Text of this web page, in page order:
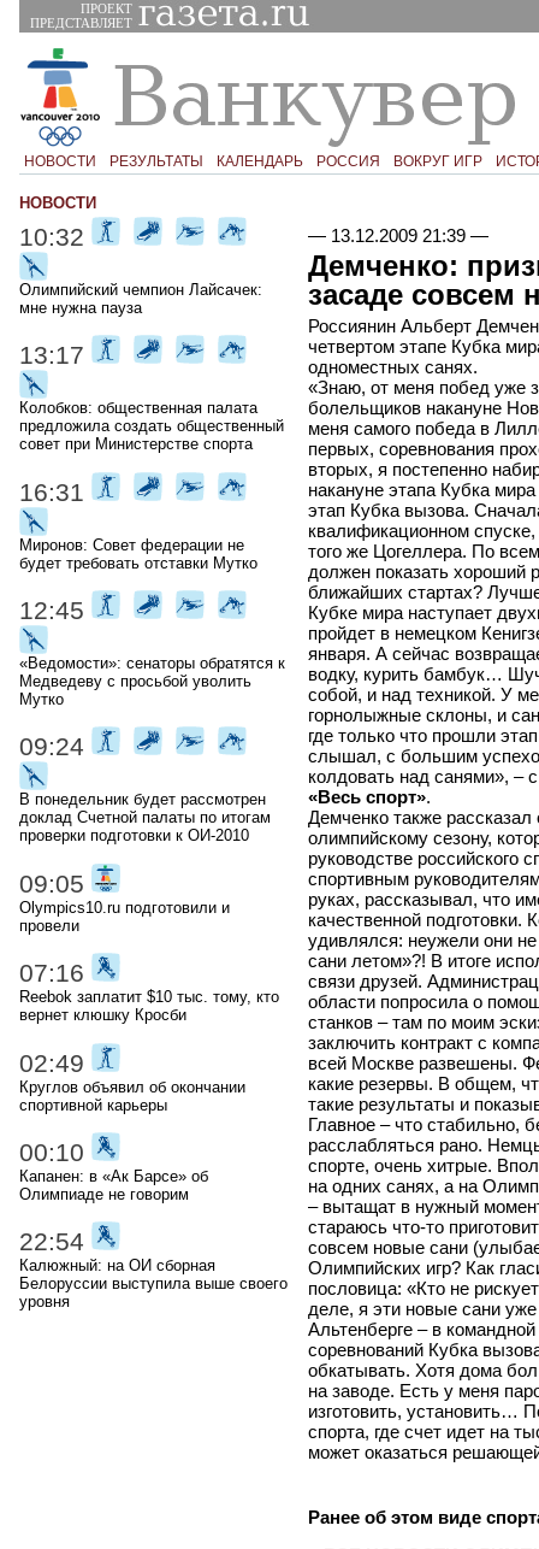
ПРОЕКТ
ПРЕДСТАВЛЯЕТ
НОВОСТИ РЕЗУЛЬТАТЫ КАЛЕНДАРЬ РОССИЯ ВОКРУГ ИГР
— 13.12.2009 21:39—
Демченко:
засаде совсем
Россиянин Альберт
четвертом этапе Кубка
одноместных санях.
«Знаю, от меня побед уже
болельщиков накануне
меня самого победа в
первых, соревнования
вторых, я постепенно
накануне этапа Кубка
этап Кубка вызова.
квалификационном
того же Цогеллера. По
должен показать хороший
ближайших стартах?
Кубке мира наступает
пройдет в немецком
января. А сейчас
водку, курить бамбук…
собой, и над техникой. У
горнолыжные склоны, и
где только что прошли
слышал, с большим
колдовать над санями», –
«Весь спорт».
Демченко также рассказал
олимпийскому сезону,
руководстве российского
спортивным
руках, рассказывал, что
качественной подготовки.
удивлялся: неужели они
сани летом»?! В итоге
связи друзей.
области попросила о
станков – там по моим
заключить контракт с
всей Москве развешены.
какие резервы. В общем,
такие результаты и
Главное – что стабильно,
расслабляться рано.
спорте, очень хитрые.
на одних санях, а на
– вытащат в нужный
стараюсь что-то
совсем новые сани
Олимпийских игр? Как
пословица: «Кто не
деле, я эти новые сани
Альтенберге – в
соревнований Кубка
обкатывать. Хотя дома
на заводе. Есть у меня
изготовить, установить…
спорта, где счет идет на
может оказаться
Ранее об этом виде
НОВОСТИ
10:32
Олимпийский чемпион Лайсачек:
мне нужна пауза
13:17
Колобков: общественная палата
предложила создать общественный
совет при Министерстве спорта
16:31
Миронов: Совет федерации не
будет требовать отставки Мутко
12:45
«Ведомости»: сенаторы обратятся к
Медведеву с просьбой уволить
Мутко
09:24
В понедельник будет рассмотрен
доклад Счетной палаты по итогам
проверки подготовки к ОИ-2010
09:05
Olympics10.ru подготовили и
провели
07:16
Reebok заплатит $10 тыс. тому, кто
вернет клюшку Кросби
02:49
Круглов объявил об окончании
спортивной карьеры
00:10
Капанен: в «Ак Барсе» об
Олимпиаде не говорим
22:54
Калюжный: на ОИ сборная
Белоруссии выступила выше своего
уровня